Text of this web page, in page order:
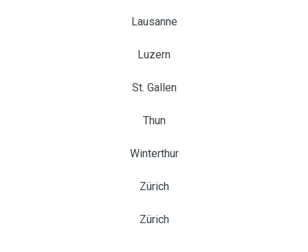
Lausanne
Luzern
St. Gallen
Thun
Winterthur
Zürich
Zürich